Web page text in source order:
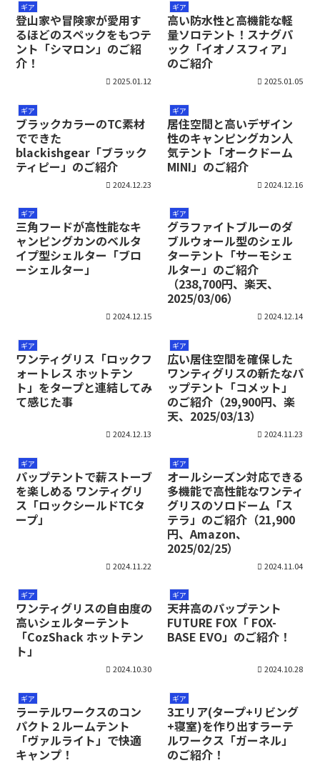
ギア
登山家や冒険家が愛用す
るほどのスペックをもつテ
ント「シマロン」のご紹
介！
2025.01.12
ギア
高い防水性と高機能な軽
量ソロテント！スナグパ
ック「イオノスフィア」
のご紹介
2025.01.05
ギア
ブラックカラーのTC素材
でできた
blackishgear「ブラック
ティピー」のご紹介
2024.12.23
ギア
居住空間と高いデザイン
性のキャンピングカン人
気テント「オークドーム
MINI」のご紹介
2024.12.16
ギア
三角フードが高性能なキ
ャンピングカンのベルタ
イプ型シェルター「ブロ
ーシェルター」
2024.12.15
ギア
グラファイトブルーのダ
ブルウォール型のシェル
ターテント「サーモシェ
ルター」のご紹介
（238,700円、楽天、
2025/03/06）
2024.12.14
ギア
ワンティグリス「ロックフ
ォートレス ホットテン
ト」をタープと連結してみ
て感じた事
2024.12.13
ギア
広い居住空間を確保した
ワンティグリスの新たなパ
ップテント「コメット」
のご紹介（29,900円、楽
天、2025/03/13）
2024.11.23
ギア
パップテントで薪ストーブ
を楽しめる ワンティグリ
ス「ロックシールドTCタ
ープ」
2024.11.22
ギア
オールシーズン対応できる
多機能で高性能なワンティ
グリスのソロドーム「ス
テラ」のご紹介（21,900
円、Amazon、
2025/02/25）
2024.11.04
ギア
ワンティグリスの自由度の
高いシェルターテント
「CozShack ホットテン
ト」
2024.10.30
ギア
天井高のパップテント
FUTURE FOX「 FOX-
BASE EVO」のご紹介！
2024.10.28
ギア
ラーテルワークスのコン
パクト２ルームテント
「ヴァルライト」で快適
キャンプ！
ギア
3エリア(タープ+リビング
+寝室)を作り出すラーテ
ルワークス「ガーネル」
のご紹介！